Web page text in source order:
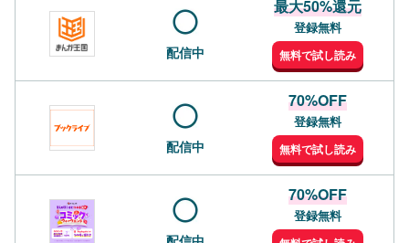
配信中
最大50%還元
登録無料
無料で試し読み
配信中
70%OFF
登録無料
無料で試し読み
70%OFF
登録無料